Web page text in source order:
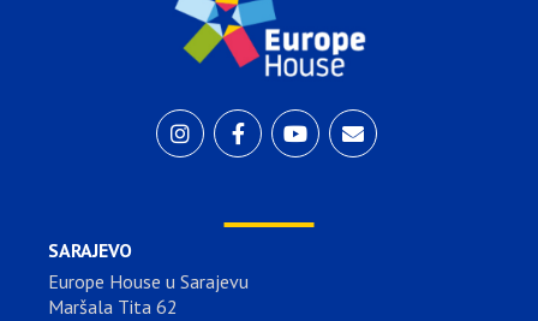
SARAJEVO
Europe House u Sarajevu
Maršala Tita 62